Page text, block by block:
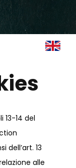
13-14 del
dell’art. 13
alle